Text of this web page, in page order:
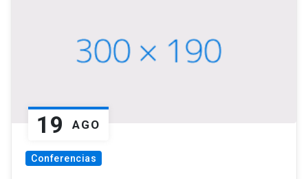
19 AGO
Conferencias